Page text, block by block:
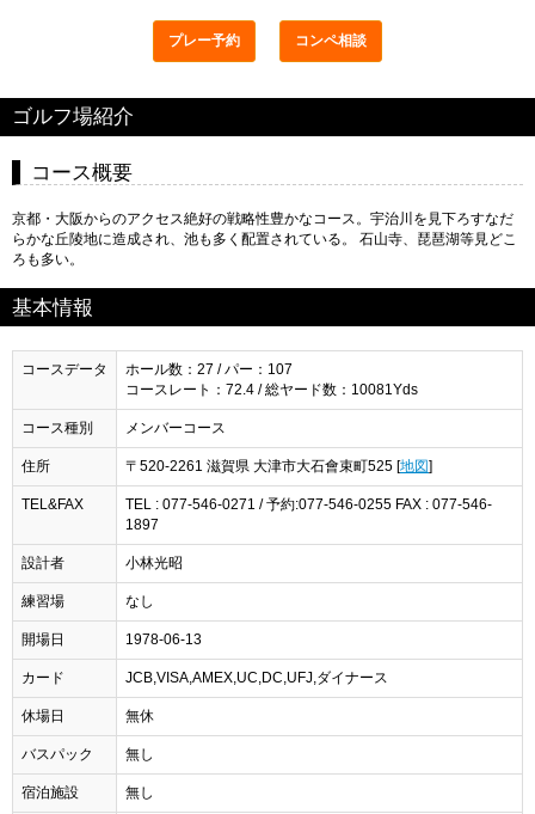
プレー予約 コンペ相談
ゴルフ場紹介
コース概要
京都・大阪からのアクセス絶好の戦略性豊かなコース。宇治川を見下ろすなだ
らかな丘陵地に造成され、池も多く配置されている。 石山寺、琵琶湖等見どこ
ろも多い。
基本情報
コースデータ
ホール数：27 / パー：107
コースレート：72.4 / 総ヤード数：10081Yds
コース種別 メンバーコース
住所 〒520-2261 滋賀県 大津市大石會束町525 [ 地図
TEL&FAX
TEL : 077-546-0271 / 予約:077-546-0255 FAX : 077-546-
1897
設計者 小林光昭
練習場 なし
開場日 1978-06-13
カード JCB,VISA,AMEX,UC,DC,UFJ,ダイナース
休場日 無休
バスパック 無し
宿泊施設 無し